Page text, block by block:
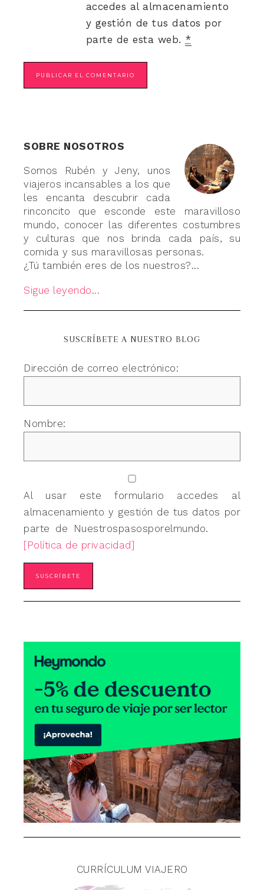
accedes al almacenamiento
y gestión de tus datos por
parte de esta web. *
SOBRE NOSOTROS
Somos Rubén y Jeny, unos
viajeros incansables a los que
les encanta descubrir cada
rinconcito que esconde este maravilloso
mundo, conocer las diferentes costumbres
y culturas que nos brinda cada país, su
comida y sus maravillosas personas.
¿Tú también eres de los nuestros?...
Sigue leyendo...
SUSCRÍBETE A NUESTRO BLOG
Dirección de correo electrónico:
Nombre:
Al usar este formulario accedes al
almacenamiento y gestión de tus datos por
parte de Nuestrospasosporelmundo.
[Política de privacidad]
CURRÍCULUM VIAJERO